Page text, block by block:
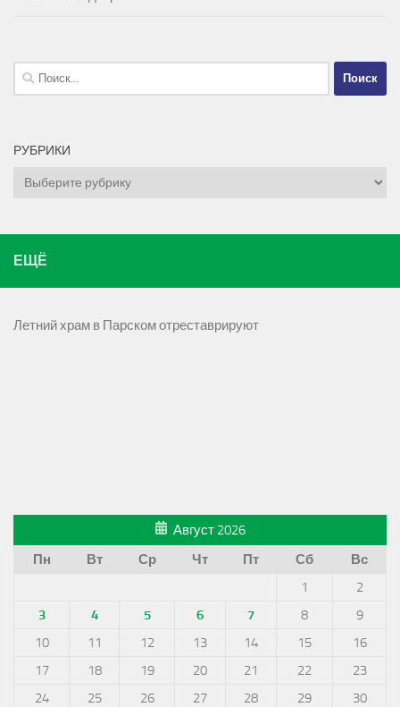
Найти:
РУБРИКИ
Рубрики
ЕЩЁ
Летний храм в Парском отреставрируют
Август 2026
Пн
Вт Ср Чт Пт Сб
Вс
1
2
3
4 5 6 7 8
9
10
11 12 13 14 15
16
17
18 19 20 21 22
23
24
25 26 27 28 29
30